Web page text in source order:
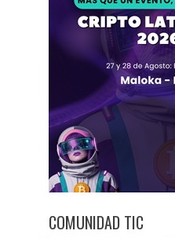
COMUNIDAD TIC